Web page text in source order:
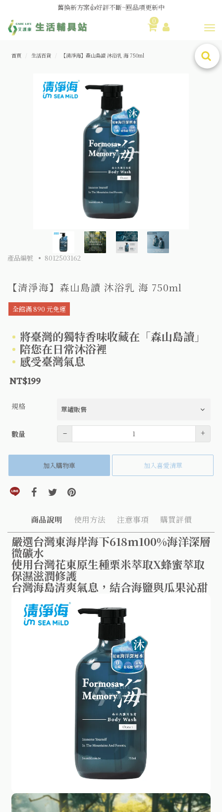
媽媽社團推薦❗歐姆龍NE-U100噴霧器❗躺著噴也👌
舊換新方案👍好評不斷~🆕品項更新中
0
首頁 生活百貨 【清淨海】森山島讀 沐浴乳 海 750ml
產品編號 8012503162
【清淨海】森山島讀 沐浴乳 海 750ml
全館滿 890 元免運
將臺灣的獨特香味收藏在「森山島讀」
陪您在日常沐浴裡
感受臺灣氣息
NT$199
規格
數量 數量– +
加入購物車 加入喜愛清單
分享到line(另開視窗)
分享到facebook(另開視窗)
分享到twitter(另開視窗)
分享到pinterest(另開視窗)
商品說明 使用方法 注意事項 購買評價
嚴選台灣東海岸海下618m100%海洋深層
微礦水
使用台灣花東原生種栗米萃取X蜂蜜萃取
保濕滋潤修護
台灣海島清爽氣息，結合海鹽與瓜果沁甜